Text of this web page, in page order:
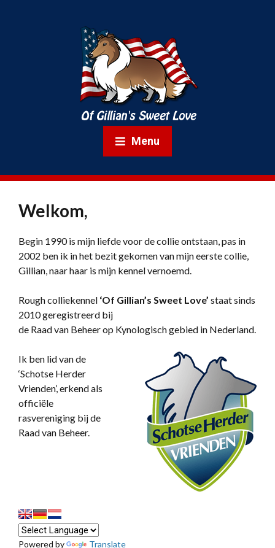
Menu
Welkom,
Begin 1990 is mijn liefde voor de collie ontstaan, pas in
2002 ben ik in het bezit gekomen van mijn eerste collie,
Gillian, naar haar is mijn kennel vernoemd.
Rough colliekennel ‘Of Gillian’s Sweet Love’ staat sinds
2010 geregistreerd bij
de Raad van Beheer op Kynologisch gebied in Nederland.
Ik ben lid van de
‘Schotse Herder
Vrienden’, erkend als
officiële
rasvereniging bij de
Raad van Beheer.
Powered by
Translate